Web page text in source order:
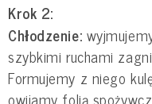
Krok 2:
Chłodzenie:
szybkimi ruchami
Formujemy z niego